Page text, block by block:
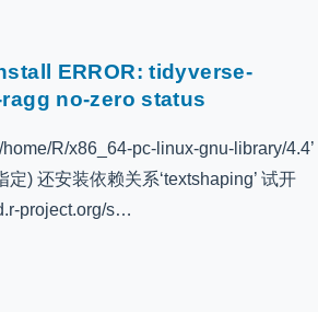
ERROR: tidyverse-
no-zero status
R/x86_64-pc-linux-gnu-library/4.4’
定) 还安装依赖关系‘textshaping’ 试开
project.org/s…